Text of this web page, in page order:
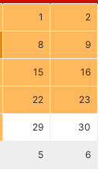
1 2
8 9
15 16
22 23
29 30
5 6